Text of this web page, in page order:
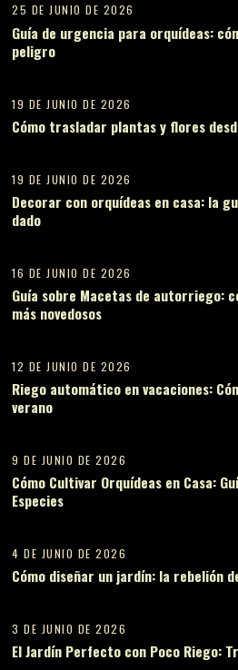
25 DE JUNIO DE 2026
Guía de urgencia para orquídeas:
peligro
19 DE JUNIO DE 2026
Cómo trasladar plantas y flores
19 DE JUNIO DE 2026
Decorar con orquídeas en casa: la
dado
16 DE JUNIO DE 2026
Guía sobre Macetas de autorriego:
más novedosos
12 DE JUNIO DE 2026
Riego automático en vacaciones:
verano
9 DE JUNIO DE 2026
Cómo Cultivar Orquídeas en Casa:
Especies
4 DE JUNIO DE 2026
Cómo diseñar un jardín: la rebelión
3 DE JUNIO DE 2026
El Jardín Perfecto con Poco Riego: